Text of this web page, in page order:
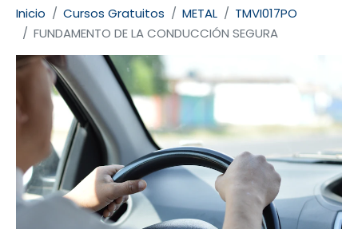
Inicio Cursos Gratuitos METAL
TMVI017PO
FUNDAMENTO DE LA CONDUCCIÓN SEGURA